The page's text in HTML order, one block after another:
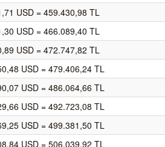
USD = 459.430,98 TL
USD = 466.089,40 TL
USD = 472.747,82 TL
USD = 479.406,24 TL
USD = 486.064,66 TL
USD = 492.723,08 TL
USD = 499.381,50 TL
USD = 506.039,92 TL